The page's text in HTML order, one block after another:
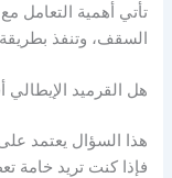
تأتي أهمية التعامل
السقف، وتنفذ
هل القرميد
هذا السؤال يعتمد
فإذا كنت تريد خامة